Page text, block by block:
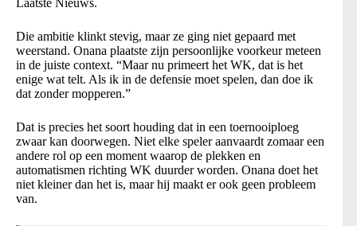
Laatste Nieuws.
Die ambitie klinkt stevig, maar ze ging niet gepaard met
weerstand. Onana plaatste zijn persoonlijke voorkeur meteen
in de juiste context. “Maar nu primeert het WK, dat is het
enige wat telt. Als ik in de defensie moet spelen, dan doe ik
dat zonder mopperen.”
Dat is precies het soort houding dat in een toernooiploeg
zwaar kan doorwegen. Niet elke speler aanvaardt zomaar een
andere rol op een moment waarop de plekken en
automatismen richting WK duurder worden. Onana doet het
niet kleiner dan het is, maar hij maakt er ook geen probleem
van.